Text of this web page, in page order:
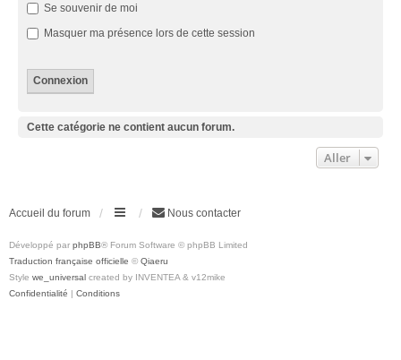
Se souvenir de moi
Masquer ma présence lors de cette session
Cette catégorie ne contient aucun forum.
Aller
Accueil du forum Nous contacter
Développé par phpBB® Forum Software © phpBB Limited
Traduction française officielle © Qiaeru
Style we_universal created by INVENTEA & v12mike
Confidentialité | Conditions